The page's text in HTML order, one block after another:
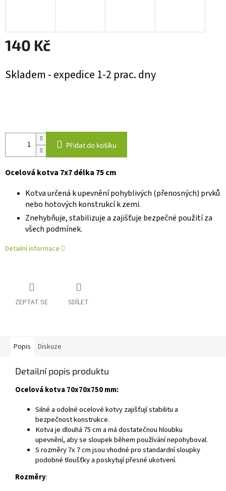
140 Kč
cena:
Skladem - expedice 1-2 prac. dny
Přidat do košíku
Ocelová kotva 7x7 délka 75 cm
Kotva určená k upevnění pohyblivých (přenosných) prvků
nebo hotových konstrukcí k zemi.
Znehybňuje, stabilizuje a zajišťuje bezpečné použití za
všech podmínek.
Detailní informace
ZEPTAT SE SDÍLET
Popis Diskuze
Detailní popis produktu
Ocelová kotva 70x70x750 mm:
Silné a odolné ocelové kotvy zajišťují stabilitu a
bezpečnost konstrukce.
Kotva je dlouhá 75 cm a má dostatečnou hloubku
upevnění, aby se sloupek během používání nepohyboval.
S rozměry 7x 7 cm jsou vhodné pro standardní sloupky
podobné tloušťky a poskytují přesné ukotvení.
Rozměry: